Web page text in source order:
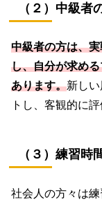
（２）中級者
中級者の方は、
し、自分が求め
あります。新し
トし、客観的に
（３）練習時
社会人の方々は